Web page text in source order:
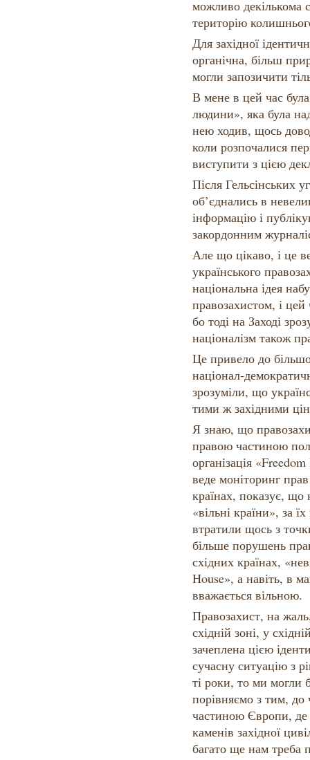
можливо декількома
територію
Для західної
органічна, більш
могли запозичити
В мене в цей час
людини», яка була
нею ходив, щось
коли розпочалися
виступити з цією
Після Гельсінських
об’єднались в
інформацію і
закордонним
Але що цікаво, і це
українського
національна ідея
правозахистом, і
бо тоді на Заході
націоналізм також
Це привело до
націонал-
зрозуміли, що
тими ж західними
Я знаю, що
правою частиною
організація
веде моніторинг
країнах, показує, що
«вільні країни», за
втратили щось з
більше порушень
східних країнах,
House», а навіть, в
вважається вільною.
Правозахист, на
східній зоні, у
зачеплена цією
сучасну ситуацію з
ті роки, то ми могли
порівняємо з тим, до
частиною Європи, де
каменів західної
багато ще нам треба